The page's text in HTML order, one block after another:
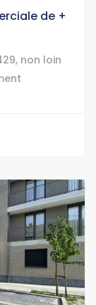
de +
non loin